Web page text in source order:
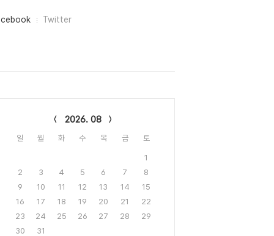
Twitter
2026. 08
일 월 화 수 목 금 토
1
2
3 4 5 6 7
8
9
10 11 12 13 14
15
16
17 18 19 20 21
22
23
24 25 26 27 28
29
30
31